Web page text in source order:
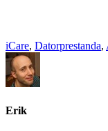
iCare, Datorprestanda,
Erik